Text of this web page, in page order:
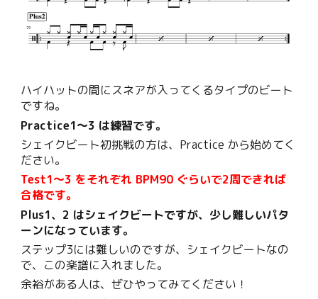
ハイハットの間にスネアが入ってくるタイプのビート
ですね。
Practice1〜3 は練習です。
シェイクビート初挑戦の方は、Practice から始めてく
ださい。
Test1〜3 をそれぞれ BPM90 ぐらいで2周できれば
合格です。
Plus1、2 はシェイクビートですが、少し難しいパタ
ーンになっています。
ステップ3には難しいのですが、シェイクビートなの
で、この楽譜に入れました。
余裕がある人は、ぜひやってみてください！